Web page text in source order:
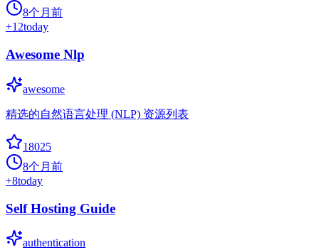
8个月前
+12today
Awesome Nlp
awesome
精选的自然语言处理 (NLP) 资源列表
18025
8个月前
+8today
Self Hosting Guide
authentication